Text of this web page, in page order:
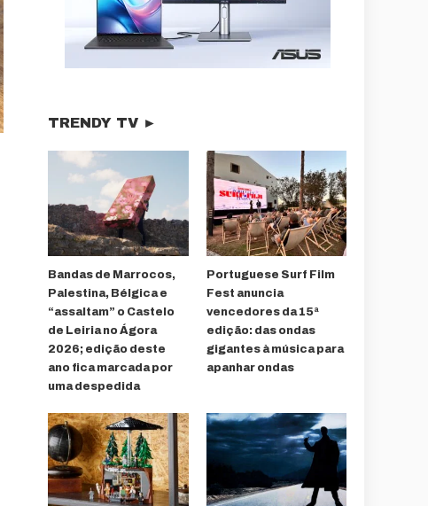
TRENDY TV ►
Bandas de Marrocos,
Palestina, Bélgica e
“assaltam” o Castelo
de Leiria no Ágora
2026; edição deste
ano fica marcada por
uma despedida
Portuguese Surf Film
Fest anuncia
vencedores da 15ª
edição: das ondas
gigantes à música para
apanhar ondas